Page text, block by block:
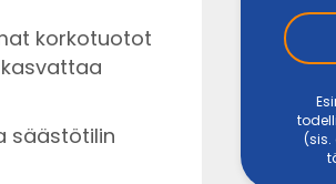
korkotuotot
säästötilin